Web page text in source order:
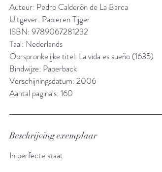
Auteur: Pedro Calderón de La Barca
Uitgever: Papieren Tijger
ISBN: 9789067281232
Taal: Nederlands
Oorspronkelijke titel: La vida es sueño (1635)
Bindwijze: Paperback
Verschijningsdatum: 2006
Aantal pagina's: 160
Beschrijving exemplaar
In perfecte staat